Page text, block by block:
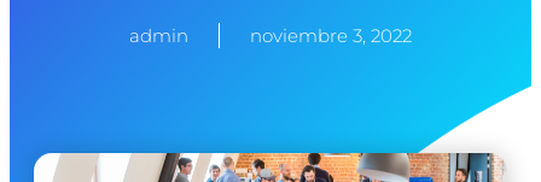
admin noviembre 3, 2022